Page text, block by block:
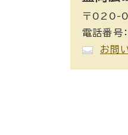
〒020-
電話番
お問